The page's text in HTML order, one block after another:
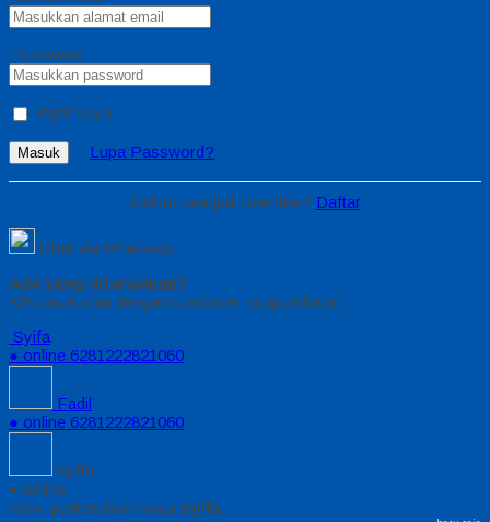
Password
Ingat Saya
Masuk Lupa Password?
Belum menjadi member? Daftar
Chat via Whatsapp
Ada yang ditanyakan?
Klik untuk chat dengan customer support kami
Syifa
● online 6281222821060
Fadil
● online 6281222821060
Syifa
● online
Halo, perkenalkan saya Syifa